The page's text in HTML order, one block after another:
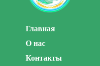
Главная
О нас
Контакты